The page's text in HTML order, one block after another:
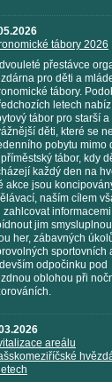
tábory 2026
přestávce
pro děti a
tábory.
letech
tábor pro starší a
děti, které se
pobytu mimo
příměstský tábor, kdy
každý den na
akce jsou
naším cílem
zahlcovat
jim
her, zábavných
sportovních
odpočinku pod
oblohou při
areálu